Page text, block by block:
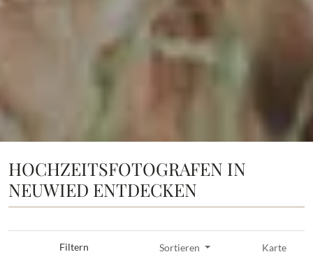
HOCHZEITSFOTOGRAFEN IN
NEUWIED ENTDECKEN
Filtern Sortieren Karte